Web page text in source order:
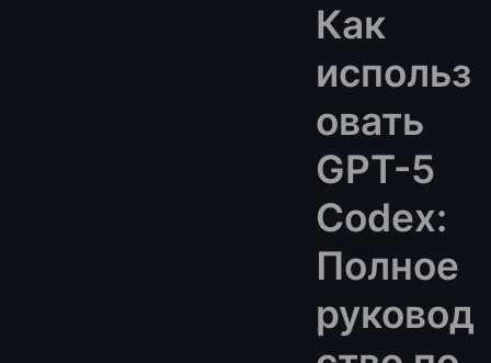
Как
использ
овать
GPT-5
Codex:
Полное
руковод